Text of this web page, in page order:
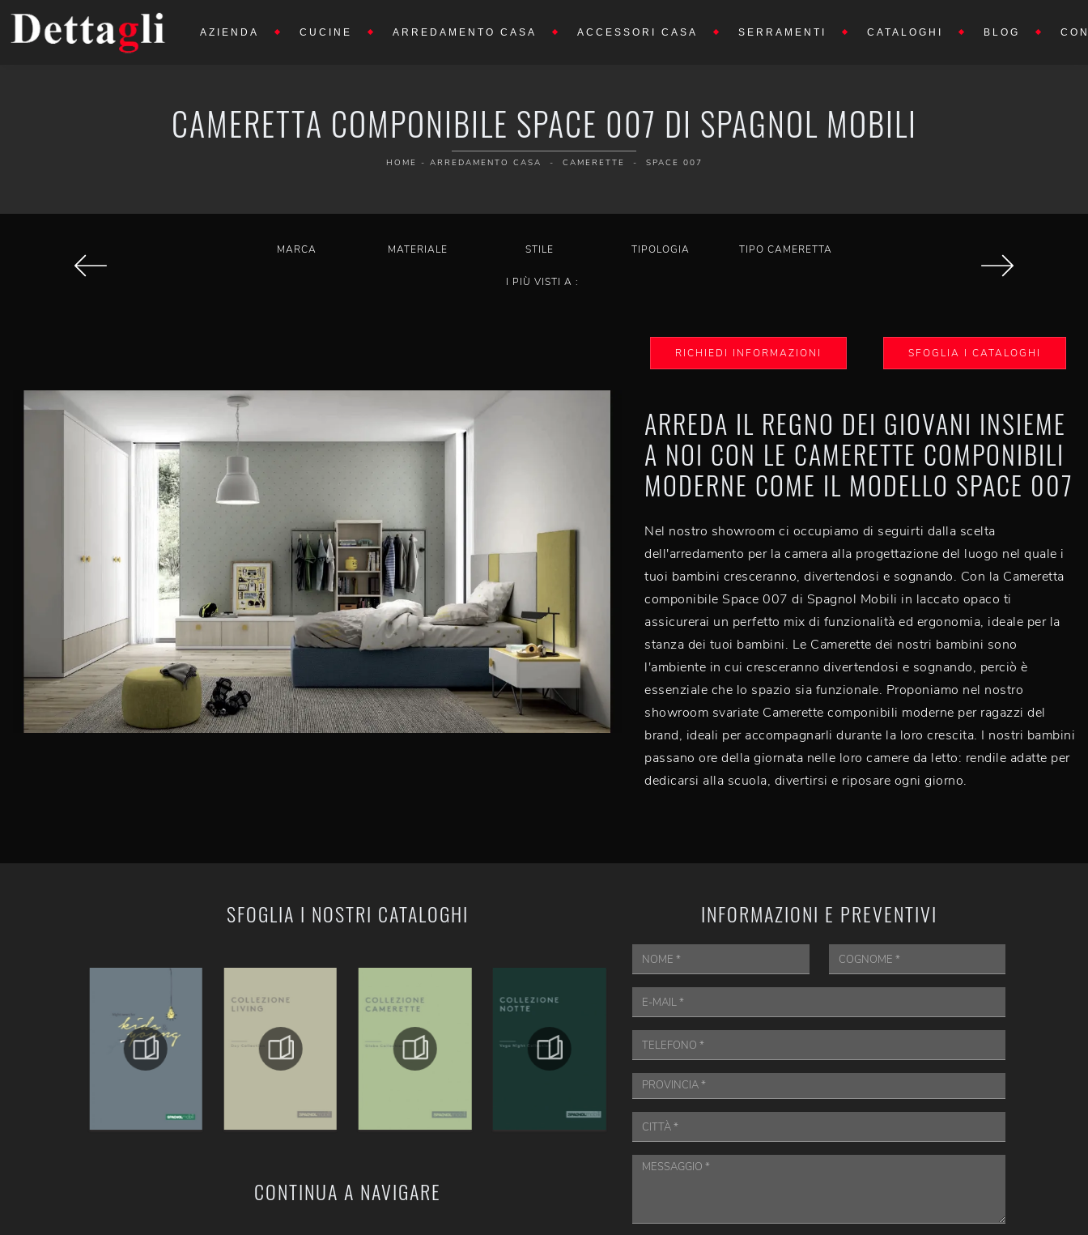
AZIENDA CUCINE ARREDAMENTO CASA ACCESSORI CASA SERRAMENTI CATALOGHI BLOG
CAMERETTA COMPONIBILE SPACE 007 DI SPAGNOL MOBILI
HOME - ARREDAMENTO CASA - CAMERETTE - SPACE 007
MARCA MATERIALE STILE TIPOLOGIA TIPO CAMERETTA
I PIÙ VISTI A :
RICHIEDI INFORMAZIONI SFOGLIA I CATALOGHI
ARREDA IL REGNO DEI GIOVANI INSIEME
A NOI CON LE CAMERETTE COMPONIBILI
MODERNE COME IL MODELLO SPACE 007
Nel nostro showroom ci occupiamo di seguirti dalla scelta
dell'arredamento per la camera alla progettazione del luogo nel quale i
tuoi bambini cresceranno, divertendosi e sognando. Con la Cameretta
componibile Space 007 di Spagnol Mobili in laccato opaco ti
assicurerai un perfetto mix di funzionalità ed ergonomia, ideale per la
stanza dei tuoi bambini. Le Camerette dei nostri bambini sono
l'ambiente in cui cresceranno divertendosi e sognando, perciò è
essenziale che lo spazio sia funzionale. Proponiamo nel nostro
showroom svariate Camerette componibili moderne per ragazzi del
brand, ideali per accompagnarli durante la loro crescita. I nostri bambini
passano ore della giornata nelle loro camere da letto: rendile adatte per
dedicarsi alla scuola, divertirsi e riposare ogni giorno.
SFOGLIA I NOSTRI CATALOGHI
CONTINUA A NAVIGARE
INFORMAZIONI E PREVENTIVI